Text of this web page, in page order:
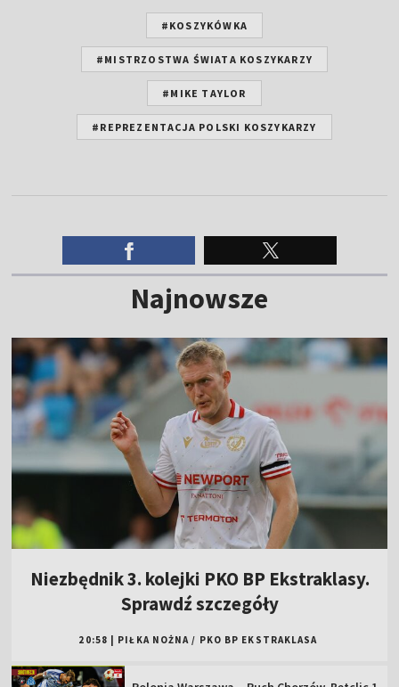
#KOSZYKÓWKA
#MISTRZOSTWA ŚWIATA KOSZYKARZY
#MIKE TAYLOR
#REPREZENTACJA POLSKI KOSZYKARZY
Najnowsze
Niezbędnik 3. kolejki PKO BP Ekstraklasy.
Sprawdź szczegóły
20:58 PIŁKA NOŻNA / PKO BP EKSTRAKLASA